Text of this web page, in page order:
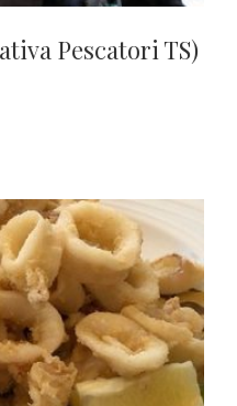
Pescatori TS)